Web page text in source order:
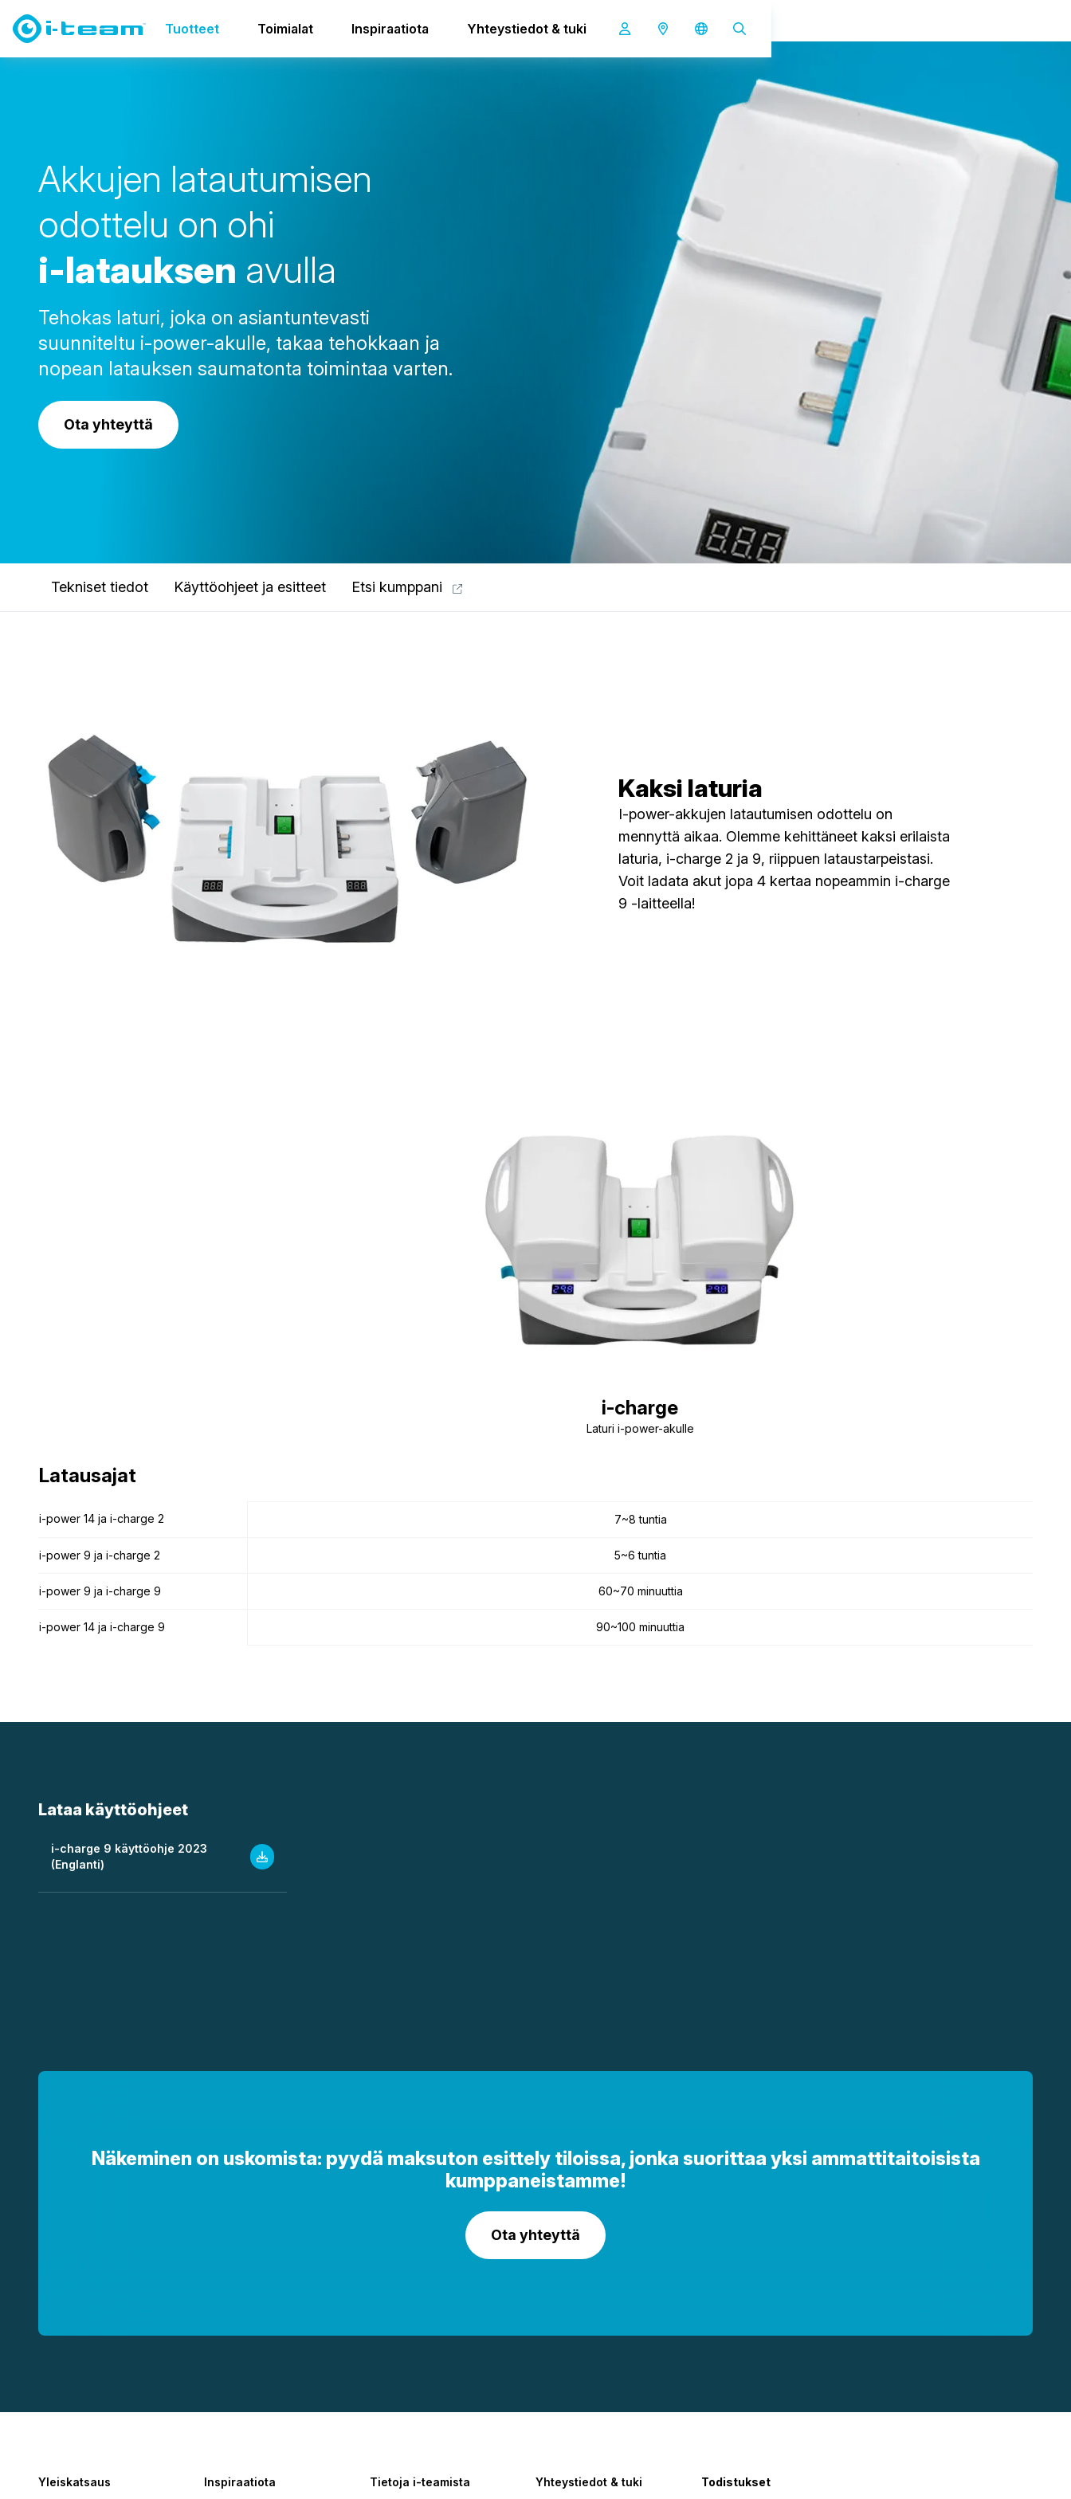
Tuotteet Toimialat Inspiraatiota Yhteystiedot & tuki
Akku ja laturit
Akkujen latautumisen
odottelu on ohi
i-latauksen avulla
Tehokas laturi, joka on asiantuntevasti
suunniteltu i-power-akulle, takaa tehokkaan ja
nopean latauksen saumatonta toimintaa varten.
Ota yhteyttä
Tekniset tiedot Käyttöohjeet ja esitteet Etsi kumppani
Kaksi laturia
I-power-akkujen latautumisen odottelu on
mennyttä aikaa. Olemme kehittäneet kaksi erilaista
laturia, i-charge 2 ja 9, riippuen lataustarpeistasi.
Voit ladata akut jopa 4 kertaa nopeammin i-charge
9 -laitteella!
Latausajat
i-power 14 ja i-charge 2
i-power 9 ja i-charge 2
i-power 9 ja i-charge 9
i-power 14 ja i-charge 9
i-charge
Laturi i-power-akulle
Latausajat
i-power 14 ja i-charge 2 7~8 tuntia
i-power 9 ja i-charge 2 5~6 tuntia
i-power 9 ja i-charge 9 60~70 minuuttia
i-power 14 ja i-charge 9 90~100 minuuttia
Lataa käyttöohjeet
i-charge 9 käyttöohje 2023
(Englanti)
Näkeminen on uskomista: pyydä maksuton esittely tiloissa, jonka suorittaa yksi ammattitaitoisista
kumppaneistamme!
Ota yhteyttä
Yleiskatsaus Inspiraatiota Tietoja i-teamista Yhteystiedot & tuki Todistukset